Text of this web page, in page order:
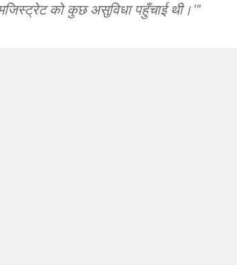
को कुछ असुविधा पहुँचाई थी।'"